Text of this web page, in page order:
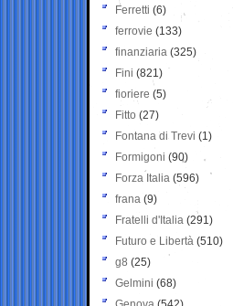
Ferretti (6)
ferrovie (133)
finanziaria (325)
Fini (821)
fioriere (5)
Fitto (27)
Fontana di Trevi (1)
Formigoni (90)
Forza Italia (596)
frana (9)
Fratelli d'Italia (291)
Futuro e Libertà (510)
g8 (25)
Gelmini (68)